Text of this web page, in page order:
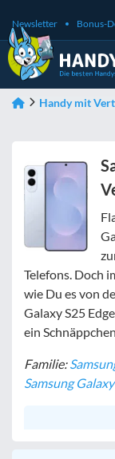
Newsletter Bonus-
Handy mit
Telefons. Doch
wie Du es von
Galaxy S25
ein
Familie:
Samsung